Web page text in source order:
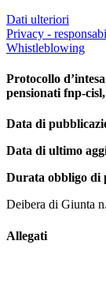
Dati ulteriori
Privacy -
Whistleblowing
Protocollo
pensionati fnp-
Data di
Data di ultimo
Durata obbligo di
Deibera di Giunta
Allegati